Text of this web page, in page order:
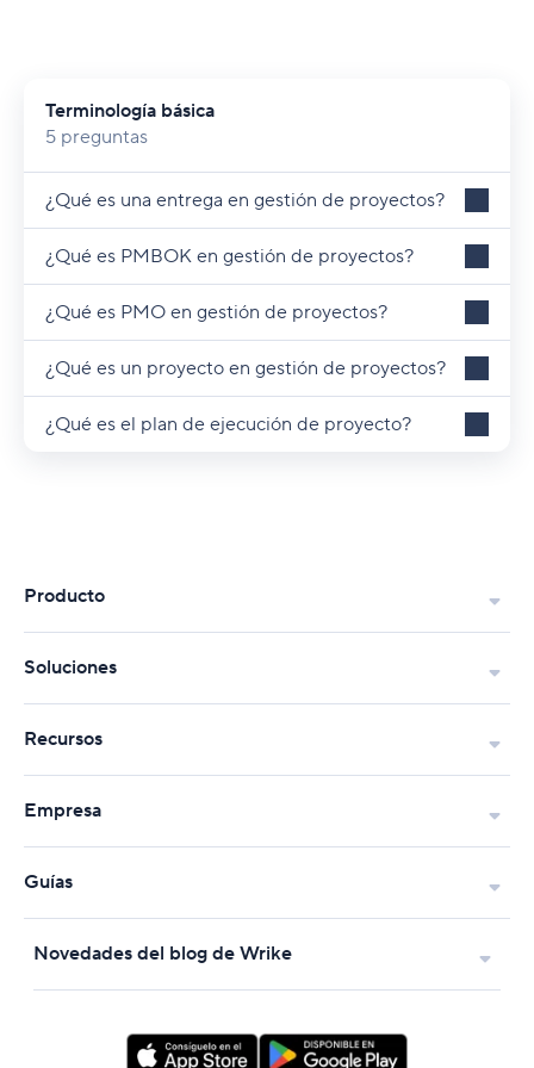
Terminología básica
5 preguntas
¿Qué es una entrega en gestión de proyectos?
¿Qué es PMBOK en gestión de proyectos?
¿Qué es PMO en gestión de proyectos?
¿Qué es un proyecto en gestión de proyectos?
¿Qué es el plan de ejecución de proyecto?
Producto
Soluciones
Recursos
Empresa
Guías
Novedades del blog de Wrike